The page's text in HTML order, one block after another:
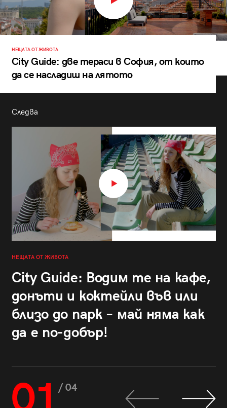
НЕЩАТА ОТ ЖИВОТА
City Guide: две тераси в София, от които
да се насладиш на лятото
Следва
НЕЩАТА ОТ ЖИВОТА
City Guide: Водим те на кафе,
донъти и коктейли във или
близо до парк – май няма как
да е по-добър!
/ 04